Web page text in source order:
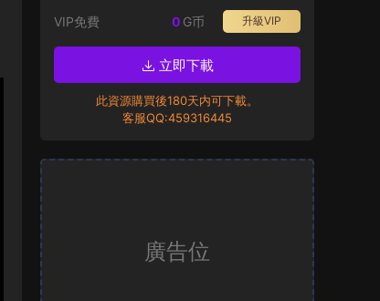
VIP免費 升級VIP
0 G币
立即下載
此資源購買後180天内可下載。
客服QQ:459316445
廣告位